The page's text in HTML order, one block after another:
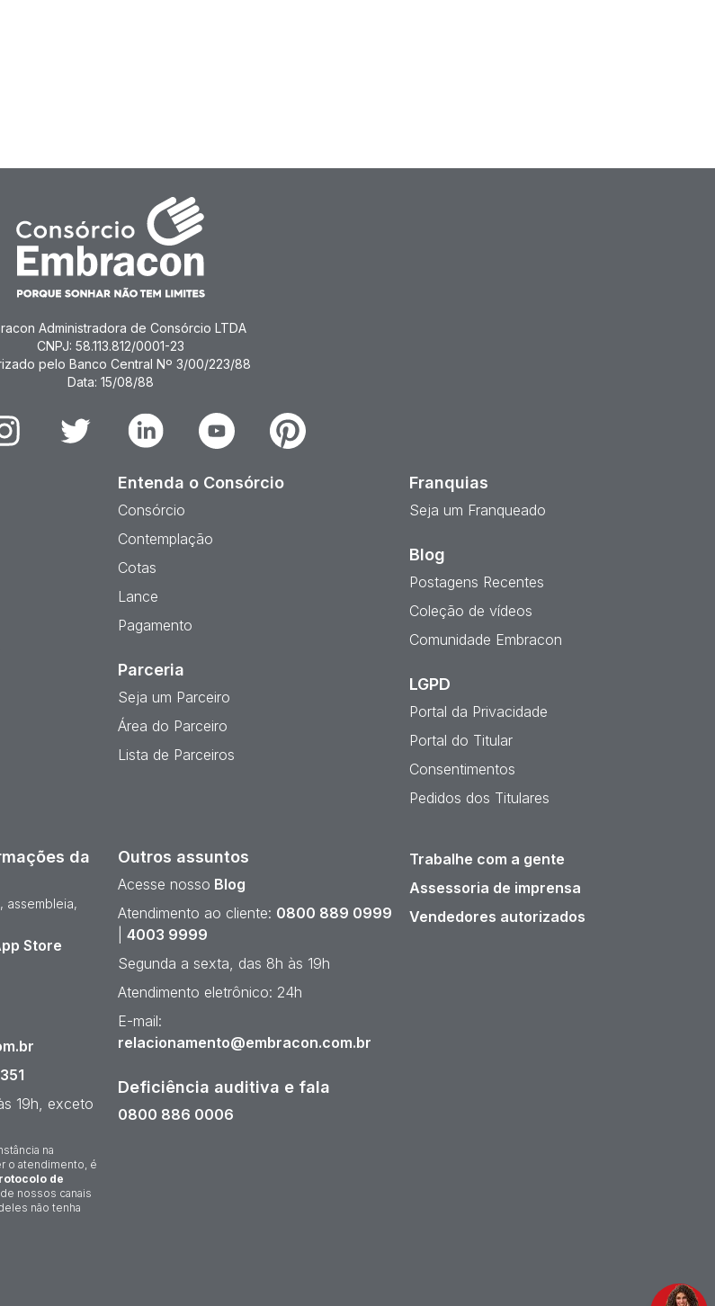
Administradora de Consórcio LTDA
CNPJ: 58.113.812/0001-23
pelo Banco Central Nº 3/00/223/88
Data: 15/08/88
Twitter Linkedin Youtube Pinterest
Entenda o Consórcio
Consórcio
Contemplação
Cotas
Lance
Pagamento
Parceria
Seja um Parceiro
Área do Parceiro
Lista de Parceiros
Franquias
Seja um Franqueado
Blog
Postagens Recentes
Coleção de vídeos
Comunidade Embracon
LGPD
Portal da Privacidade
Portal do Titular
Consentimentos
Pedidos dos Titulares
da
assembleia,
Store
19h, exceto
na
o atendimento, é
de
nossos canais
não tenha
Outros assuntos
Acesse nosso Blog
Atendimento ao cliente: 0800 889 0999
4003 9999
Segunda a sexta, das 8h às 19h
Atendimento eletrônico: 24h
E-mail:
relacionamento@embracon.com.br
Deficiência auditiva e fala
0800 886 0006
Trabalhe com a gente
Assessoria de imprensa
Vendedores autorizados